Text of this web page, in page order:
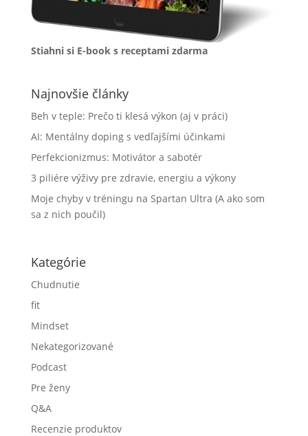
Stiahni si E-book s receptami zdarma
Najnovšie články
Beh v teple: Prečo ti klesá výkon (aj v práci)
AI: Mentálny doping s vedľajšími účinkami
Perfekcionizmus: Motivátor a sabotér
3 piliére výživy pre zdravie, energiu a výkony
Moje chyby v tréningu na Spartan Ultra (A ako som
sa z nich poučil)
Kategórie
Chudnutie
fit
Mindset
Nekategorizované
Podcast
Pre ženy
Q&A
Recenzie produktov